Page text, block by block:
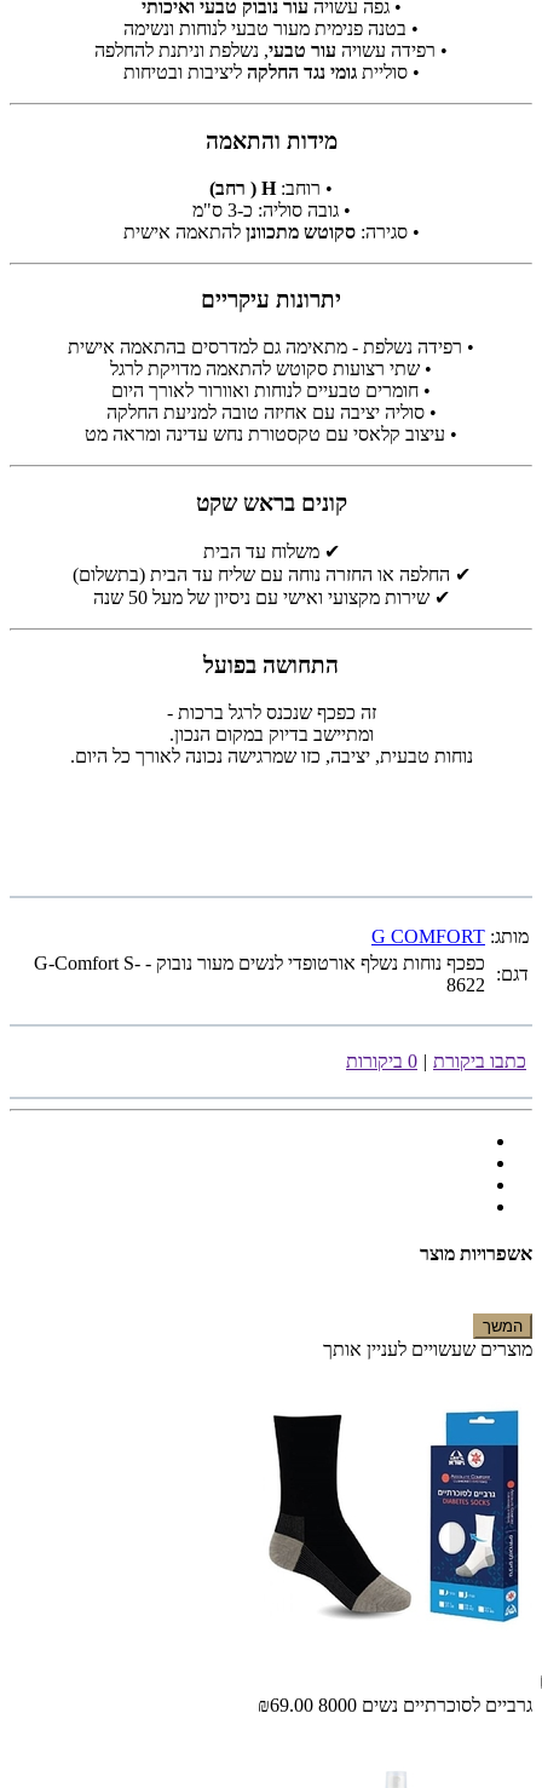
• גפה עשויה עור נובוק טבעי ואיכותי
• בטנה פנימית מעור טבעי לנוחות ונשימה
• רפידה עשויה עור טבעי, נשלפת וניתנת להחלפה
• סולייתגומי נגד החלקה ליציבות ובטיחות
מידות והתאמה
• רוחב:H ( רחב)
• גובה סוליה: כ-3 ס"מ
• סגירה:סקוטש מתכוונן להתאמה אישית
יתרונות עיקריים
• רפידה נשלפת - מתאימה גם למדרסים בהתאמה אישית
• שתי רצועות סקוטש להתאמה מדויקת לרגל
• חומרים טבעיים לנוחות ואוורור לאורך היום
• סוליה יציבה עם אחיזה טובה למניעת החלקה
• עיצוב קלאסי עם טקסטורת נחש עדינה ומראה מט
קונים בראש שקט
✔ משלוח עד הבית
✔ החלפה או החזרה נוחה עם שליח עד הבית (בתשלום)
✔ שירות מקצועי ואישי עם ניסיון של מעל 50 שנה
התחושה בפועל
זה כפכף שנכנס לרגל ברכות -
ומתיישב בדיוק במקום הנכון.
נוחות טבעית, יציבה, כזו שמרגישה נכונה לאורך כל היום.
מותג: G COMFORT
דגם:
כפכף נוחות נשלף אורטופדי לנשים מעור נובוק - G-Comfort S-
8622
כתבו ביקורת | 0 ביקורות
אשפרויות מוצר
המשך
מוצרים שעשויים לעניין אותך
גרביים לסוכרתיים נשים 8000 ₪69.00